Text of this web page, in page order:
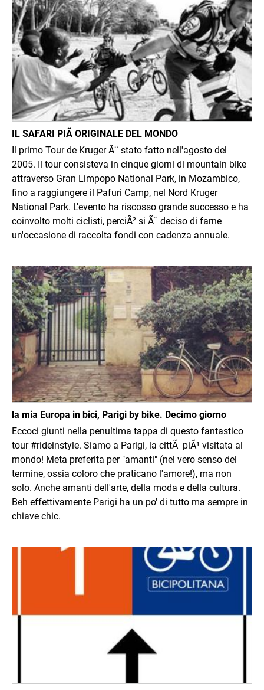
IL SAFARI PIÃ ORIGINALE DEL MONDO
Il primo Tour de Kruger Ã¨ stato fatto nell'agosto del
2005. Il tour consisteva in cinque giorni di mountain bike
attraverso Gran Limpopo National Park, in Mozambico,
fino a raggiungere il Pafuri Camp, nel Nord Kruger
National Park. L'evento ha riscosso grande successo e ha
coinvolto molti ciclisti, perciÃ² si Ã¨ deciso di farne
un'occasione di raccolta fondi con cadenza annuale.
Immagine
la mia Europa in bici, Parigi by bike. Decimo giorno
Eccoci giunti nella penultima tappa di questo fantastico
tour #rideinstyle. Siamo a Parigi, la cittÃ piÃ¹ visitata al
mondo! Meta preferita per "amanti" (nel vero senso del
termine, ossia coloro che praticano l'amore!), ma non
solo. Anche amanti dell'arte, della moda e della cultura.
Beh effettivamente Parigi ha un po' di tutto ma sempre in
chiave chic.